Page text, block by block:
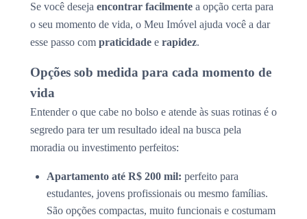
Se você deseja encontrar facilmente a opção certa para
o seu momento de vida, o Meu Imóvel ajuda você a dar
esse passo com praticidade e rapidez.
Opções sob medida para cada momento de
vida
Entender o que cabe no bolso e atende às suas rotinas é o
segredo para ter um resultado ideal na busca pela
moradia ou investimento perfeitos:
Apartamento até R$ 200 mil: perfeito para
estudantes, jovens profissionais ou mesmo famílias.
São opções compactas, muito funcionais e costumam